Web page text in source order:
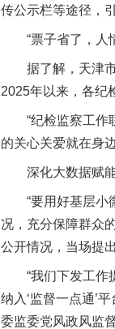
传公示栏等途径，
“票子省了，人情
据了解，天津市
2025年以来，各纪
“纪检监察工作联
的关心关爱就在身
深化大数据赋能
“要用好基层小微
况，充分保障群众
公开情况，当场提
“我们下发工作提
纳入‘监督一点通’
委监委党风政风监